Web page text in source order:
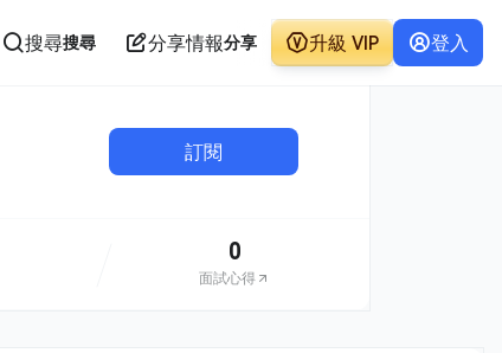
搜尋搜尋 分享情報分享 升級 VIP 登入
訂閱
0
面試心得